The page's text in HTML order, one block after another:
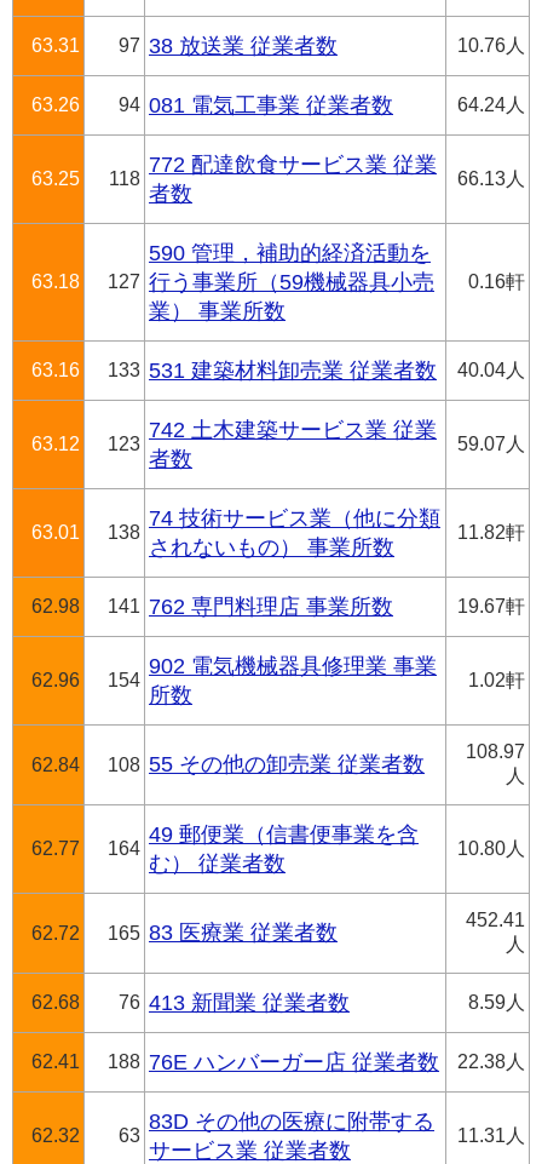
63.31 97 38 放送業 従業者数 10.76人
63.26 94 081 電気工事業 従業者数 64.24人
63.25 118
772 配達飲食サービス業 従業
者数
66.13人
63.18 127
590 管理，補助的経済活動を
行う事業所（59機械器具小売
業） 事業所数
0.16軒
63.16 133 531 建築材料卸売業 従業者数 40.04人
63.12 123
742 土木建築サービス業 従業
者数
59.07人
63.01 138
74 技術サービス業（他に分類
されないもの） 事業所数
11.82軒
62.98 141 762 専門料理店 事業所数 19.67軒
62.96 154
902 電気機械器具修理業 事業
所数
1.02軒
62.84 108 55 その他の卸売業 従業者数
108.97
人
62.77 164
49 郵便業（信書便事業を含
む） 従業者数
10.80人
62.72 165 83 医療業 従業者数
452.41
人
62.68 76 413 新聞業 従業者数 8.59人
62.41 188 76E ハンバーガー店 従業者数 22.38人
62.32 63
83D その他の医療に附帯する
サービス業 従業者数
11.31人